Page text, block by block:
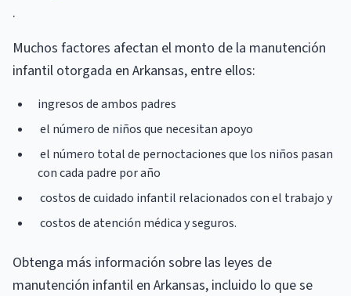
.
Muchos factores afectan el monto de la manutención
infantil otorgada en Arkansas, entre ellos:
ingresos de ambos padres
el número de niños que necesitan apoyo
el número total de pernoctaciones que los niños pasan
con cada padre por año
costos de cuidado infantil relacionados con el trabajo y
costos de atención médica y seguros.
Obtenga más información sobre las leyes de
manutención infantil en Arkansas, incluido lo que se